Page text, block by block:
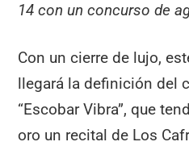
14 con un concurso de
Con un cierre de lujo,
llegará la definición del
“Escobar Vibra”, que
oro un recital de Los